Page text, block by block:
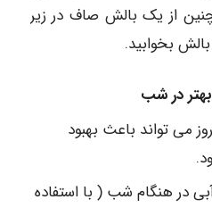
از یک بالش صاف در زیر
بخوابید.
در شب
می تواند باعث بهبود
در هنگام شب ( با استفاده